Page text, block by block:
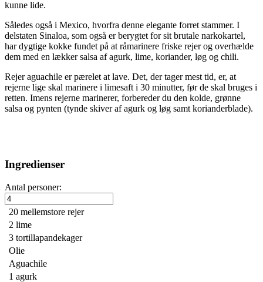
kunne lide.
Således også i Mexico, hvorfra denne elegante forret stammer. I
delstaten Sinaloa, som også er berygtet for sit brutale narkokartel,
har dygtige kokke fundet på at råmarinere friske rejer og overhælde
dem med en lækker salsa af agurk, lime, koriander, løg og chili.
Rejer aguachile er pærelet at lave. Det, der tager mest tid, er, at
rejerne lige skal marinere i limesaft i 30 minutter, før de skal bruges i
retten. Imens rejerne marinerer, forbereder du den kolde, grønne
salsa og pynten (tynde skiver af agurk og løg samt korianderblade).
Ingredienser
Antal personer:
20 mellemstore rejer
2 lime
3 tortillapandekager
Olie
Aguachile
1 agurk